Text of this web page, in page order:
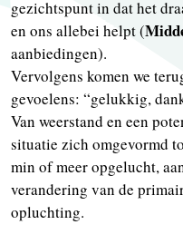
gezichtspunt in dat het
en ons allebei helpt (
aanbiedingen).
Vervolgens komen we
gevoelens: “gelukkig,
Van weerstand en een
situatie zich omgevormd
min of meer opgelucht,
verandering van de
opluchting.